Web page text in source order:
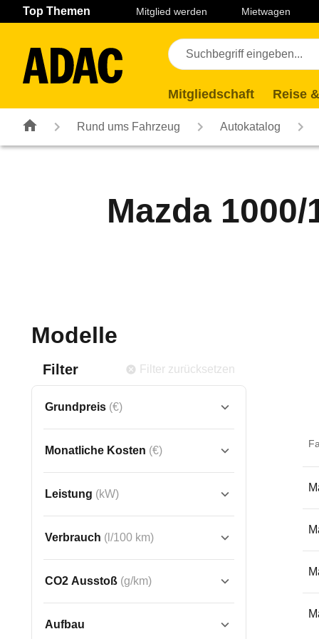
Navigation Seiteninhalt Fußzeile
Top Themen Mitglied werden Mietwagen
Mitgliedschaft Reise
Rund ums Fahrzeug Autokatalog
Mazda
Modelle
Filter Filter zurücksetzen
Grundpreis (€)
Monatliche Kosten (€)
Leistung (kW)
Verbrauch (l/100 km)
CO2 Ausstoß (g/km)
Aufbau